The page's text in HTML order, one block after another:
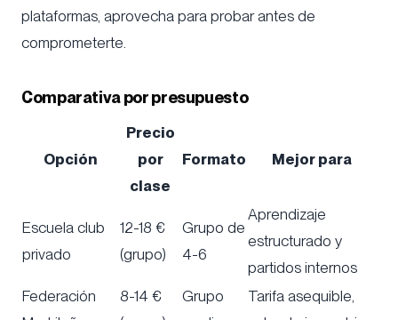
plataformas, aprovecha para probar antes de
comprometerte.
Comparativa por presupuesto
Opción
Precio
por
clase
Formato Mejor para
Escuela club
privado
12-18 €
(grupo)
Grupo de
4-6
Aprendizaje
estructurado y
partidos internos
Federación
8-14 €
Grupo
Tarifa asequible,